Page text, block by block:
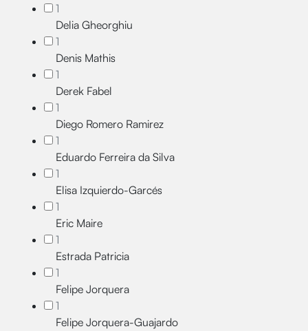
1
Delia Gheorghiu
1
Denis Mathis
1
Derek Fabel
1
Diego Romero Ramirez
1
Eduardo Ferreira da Silva
1
Elisa Izquierdo-Garcés
1
Eric Maire
1
Estrada Patricia
1
Felipe Jorquera
1
Felipe Jorquera-Guajardo